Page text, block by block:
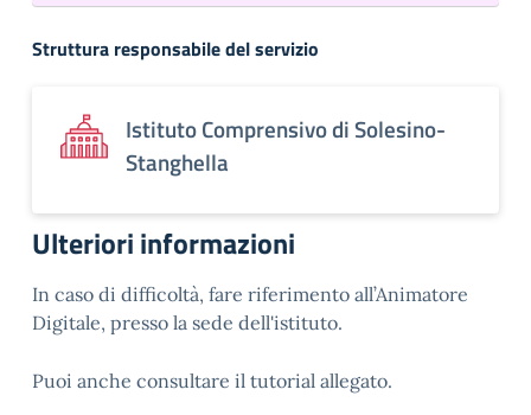
Struttura responsabile del servizio
Istituto Comprensivo di Solesino-
Stanghella
Ulteriori informazioni
In caso di difficoltà, fare riferimento all’Animatore
Digitale, presso la sede dell'istituto.
Puoi anche consultare il tutorial allegato.